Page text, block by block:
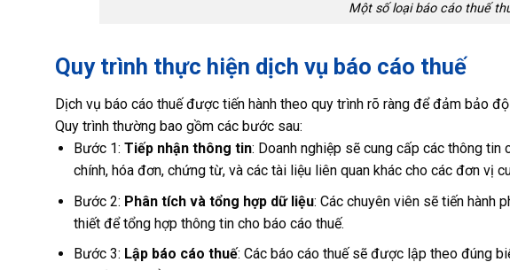
Một số loại báo cáo thuế
Quy trình thực hiện dịch vụ báo cáo thuế
Dịch vụ báo cáo thuế được tiến hành theo quy trình rõ ràng để đảm bảo
Quy trình thường bao gồm các bước sau:
Bước 1: Tiếp nhận thông tin: Doanh nghiệp sẽ cung cấp các thông
chính, hóa đơn, chứng từ, và các tài liệu liên quan khác cho các đơn vị
Bước 2: Phân tích và tổng hợp dữ liệu: Các chuyên viên sẽ tiến hành
thiết để tổng hợp thông tin cho báo cáo thuế.
Bước 3: Lập báo cáo thuế: Các báo cáo thuế sẽ được lập theo đúng